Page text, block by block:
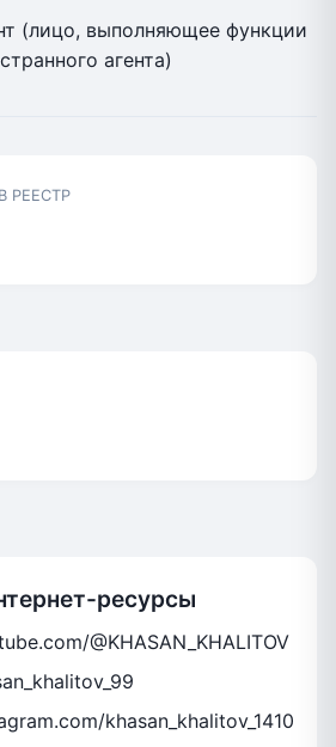
(лицо, выполняющее функции
агента)
РЕЕСТР
ресурсы
@KHASAN_KHALITOV
khasan_khalitov_1410